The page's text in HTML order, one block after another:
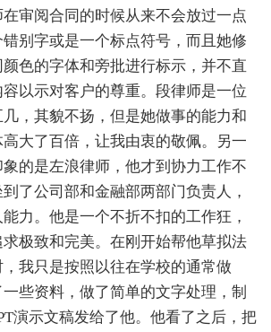
审阅合同的时候从来不会放过一点
别字或是一个标点符号，而且她修
色的字体和旁批进行标示，并不直
以示对客户的尊重。段律师是一位
，其貌不扬，但是她做事的能力和
大了百倍，让我由衷的敬佩。另一
的是左浪律师，他才到协力工作不
了公司部和金融部两部门负责人，
力。他是一个不折不扣的工作狂，
极致和完美。在刚开始帮他草拟法
我只是按照以往在学校的通常做
些资料，做了简单的文字处理，制
演示文稿发给了他。他看了之后，把